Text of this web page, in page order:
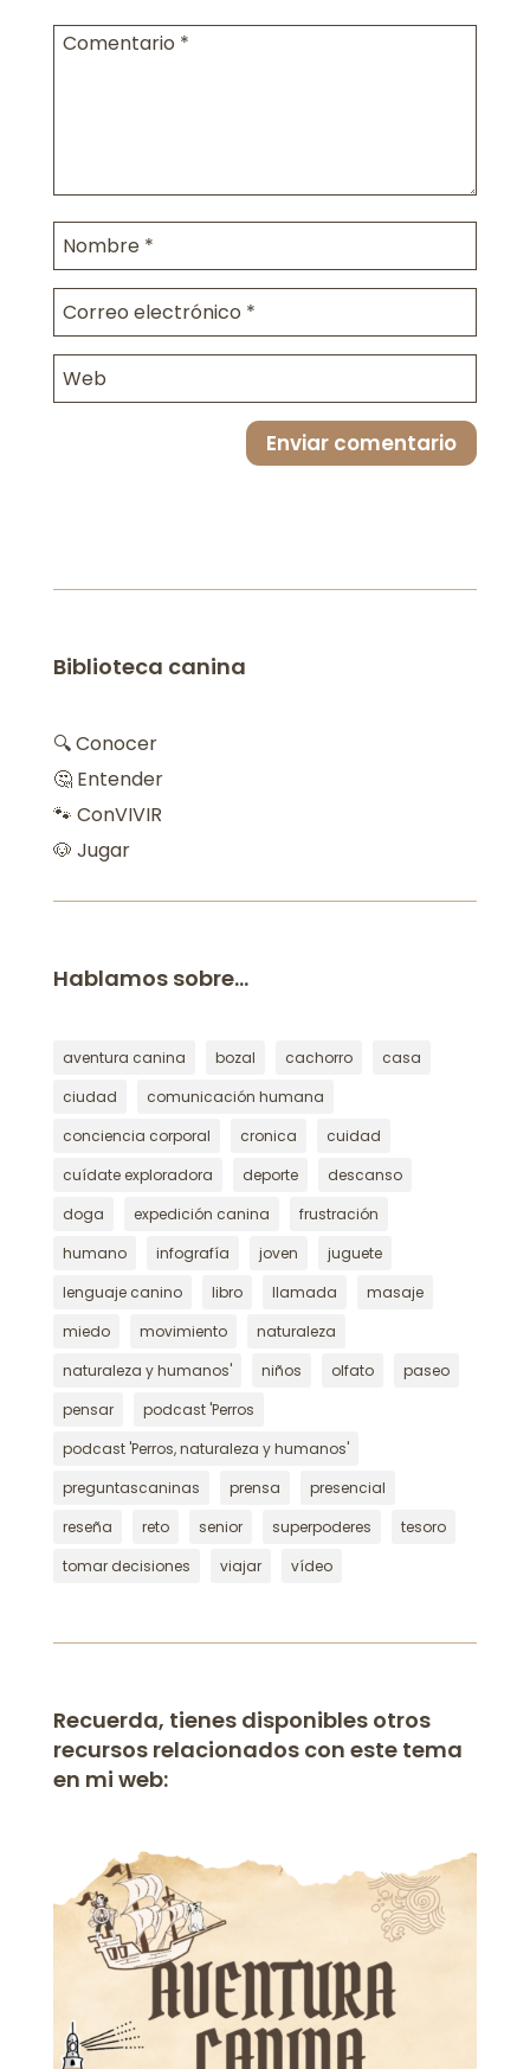
Enviar comentario
Biblioteca canina
🔍 Conocer
🤔 Entender
🐾 ConVIVIR
🐶 Jugar
Hablamos sobre…
aventura canina bozal cachorro
casa
ciudad
comunicación humana
conciencia corporal
cronica
cuidad
cuídate exploradora
deporte
descanso
doga
expedición canina
frustración
humano
infografía joven
juguete
lenguaje canino
libro llamada
masaje
miedo
movimiento
naturaleza
naturaleza y humanos'
niños olfato
paseo
pensar
podcast 'Perros
podcast 'Perros, naturaleza y humanos'
preguntascaninas
prensa
presencial
reseña
reto senior superpoderes
tesoro
tomar decisiones
viajar vídeo
Recuerda, tienes disponibles otros
recursos relacionados con este tema
en mi web: